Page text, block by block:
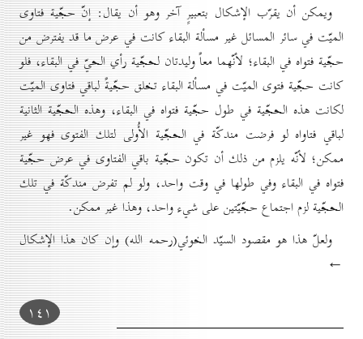
ويمكن أن يقرّب الإشكال بتعبيرٍ آخر وهو أن يقال: إنّ حجّية فتاوى
الميّت في سائر المسائل غير مسألة البقاء كانت في عرض ما قد يفترض من
حجّية فتواه في البقاء؛ لأنّهما معاً وليدتان لحجّية رأي الحيّ في البقاء، فلو
كانت حجّية فتوى الميّت في مسألة البقاء تخلق حجّيةً لباقي فتاوى الميّت
لكانت هذه الحجّية في طول حجّية فتواه في البقاء، وهذه الحجّية الثانية
لباقي فتاواه لو فرضت مندكّة في الحجّية الأُولى لتلك الفتوى فهو غير
ممكن؛ لأنّه يلزم من ذلك أن تكون حجّية باقي الفتاوى في عرض حجّية
فتواه في البقاء وفي طولها في وقت واحد، ولو لم تفرض مندكّة في تلك
الحجّية لزم اجتماع حجّيّتين على شيء واحد، وهذا غير ممكن.
ولعلّ هذا هو مقصود السيّد الخوئي(رحمه الله) وإن كان هذا الإشكال
←
۱٤۱